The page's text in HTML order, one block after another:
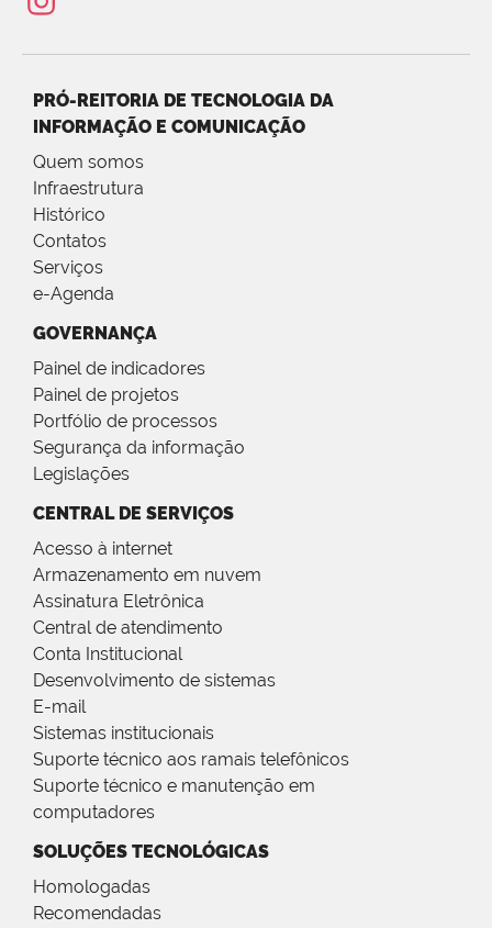
PRÓ-REITORIA DE TECNOLOGIA DA
INFORMAÇÃO E COMUNICAÇÃO
Quem somos
Infraestrutura
Histórico
Contatos
Serviços
e-Agenda
GOVERNANÇA
Painel de indicadores
Painel de projetos
Portfólio de processos
Segurança da informação
Legislações
CENTRAL DE SERVIÇOS
Acesso à internet
Armazenamento em nuvem
Assinatura Eletrônica
Central de atendimento
Conta Institucional
Desenvolvimento de sistemas
E-mail
Sistemas institucionais
Suporte técnico aos ramais telefônicos
Suporte técnico e manutenção em
computadores
SOLUÇÕES TECNOLÓGICAS
Homologadas
Recomendadas